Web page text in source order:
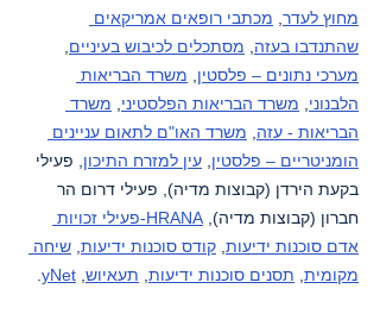
מחוץ לעדר מכתבי רופאים אמריקאים
שהתנדבו בעזה
מסתכלים לכיבוש בעיניים
מערכי נתונים – פלסטין
משרד הבריאות
הלבנוני
משרד הבריאות הפלסטיני
משרד
הבריאות - עזה
משרד האו"ם לתאום עניינים
הומניטריים – פלסטין עין למזרח התיכון , פעילי
בקעת הירדן (קבוצות מדיה), פעילי דרום הר
חברון (קבוצות מדיה),
HRANA-פעילי זכויות
אדם סוכנות ידיעות קודס סוכנות ידיעות שיחה
מקומית תסנים סוכנות ידיעות תעאיוש yNet